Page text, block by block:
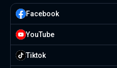
Facebook
YouTube
Tiktok